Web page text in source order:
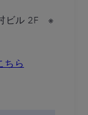
ビル 2F ※
ちら